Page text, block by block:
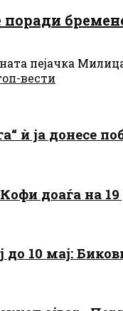
пејачка
вести
ѝ ја донесе
доаѓа на 19
до 10 мај: